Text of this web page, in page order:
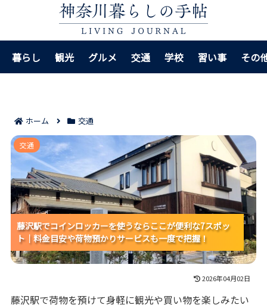
暮らし 観光 グルメ 交通 学校 習い事 その
ホーム 交通
藤沢駅でコインロッカーを使うならここが便利な7スポ
ット｜料金目安や荷物預かりサービスも一度で把握！
藤沢駅でコインロッカーを使うならここが便利な7スポッ
ト｜料金目安や荷物預かりサービスも一度で把握！
藤沢駅でコインロッカーを使うならここが便利な7スポッ
ト｜料金目安や荷物預かりサービスも一度で把握！
藤沢駅でコインロッカーを使うならここが便利な7スポッ
ト｜料金目安や荷物預かりサービスも一度で把握！
交通
2026年04月02日
藤沢駅で荷物を預けて身軽に観光や買い物を楽しみたい